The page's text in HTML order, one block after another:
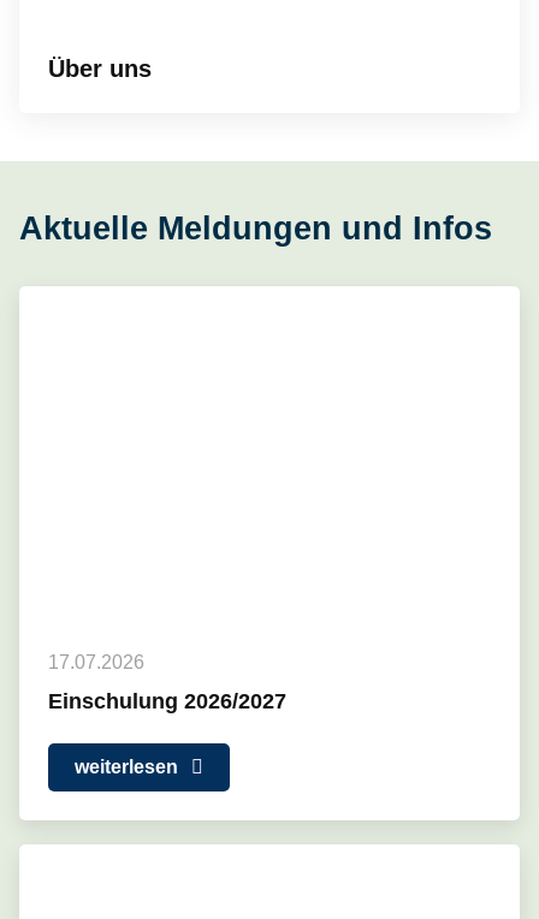
Über uns
Aktuelle Meldungen und Infos
17.07.2026
Einschulung 2026/2027
weiterlesen